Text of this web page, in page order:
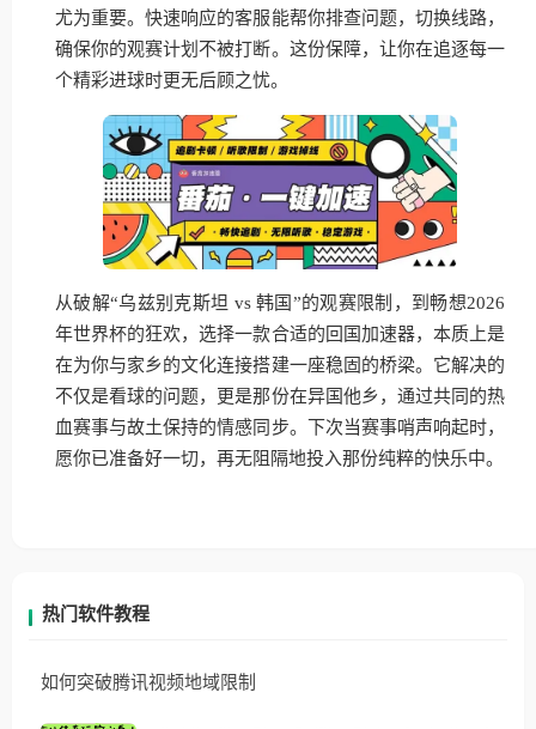
尤为重要。快速响应的客服能帮你排查问题，切换线路，
确保你的观赛计划不被打断。这份保障，让你在追逐每一
个精彩进球时更无后顾之忧。
从破解“乌兹别克斯坦 vs 韩国”的观赛限制，到畅想2026
年世界杯的狂欢，选择一款合适的回国加速器，本质上是
在为你与家乡的文化连接搭建一座稳固的桥梁。它解决的
不仅是看球的问题，更是那份在异国他乡，通过共同的热
血赛事与故土保持的情感同步。下次当赛事哨声响起时，
愿你已准备好一切，再无阻隔地投入那份纯粹的快乐中。
热门软件教程
如何突破腾讯视频地域限制